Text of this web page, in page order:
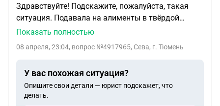
Здравствуйте! Подскажите, пожалуйста, такая
ситуация. Подавала на алименты в твёрдой
денежной сумме ещё 10.02. Было заседание 31.03.
удовлетворительное решение. Какие теперь
донести приказ или решение суда по алиментам,
а я незнаю, когда я получу доказательство, что на
Показать полностью
08 апреля, 23:04, вопрос №4917965, Сева, г. Тюмень
У вас похожая ситуация?
Опишите свои детали — юрист подскажет, что
делать.